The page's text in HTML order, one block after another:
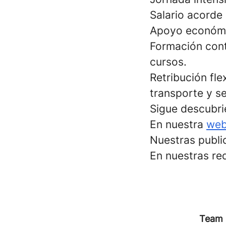
Salario
Apoyo
Formación
cursos.
Retribución
transporte y
Sigue
En nuestra
Nuestras
En nuestras
Team